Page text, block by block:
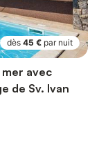
dès 45 € par nuit
avec
de Sv. Ivan